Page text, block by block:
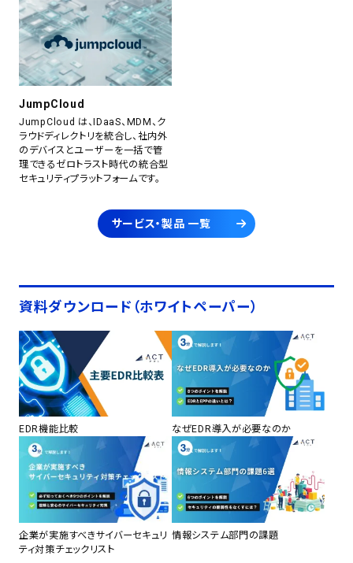
JumpCloud
JumpCloud は、IDaaS、MDM、ク
ラウドディレクトリを統合し、社内外
のデバイスとユーザーを一括で管
理できるゼロトラスト時代の統合型
セキュリティプラットフォームです。
サービス・製品 一覧
資料ダウンロード（ホワイトペーパー）
EDR機能比較 なぜEDR導入が必要なのか
企業が実施すべきサイバーセキュリ
ティ対策チェックリスト
情報システム部門の課題